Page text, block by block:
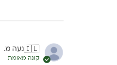
🇮🇱נעה מ.
קונה מאומת